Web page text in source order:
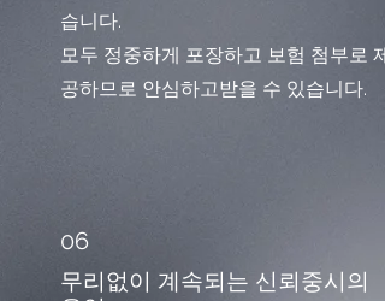
습니다.
모두 정중하게 포장하고 보험 첨부로 제
공하므로 안심하고받을 수 있습니다.
06
무리없이 계속되는 신뢰중시의